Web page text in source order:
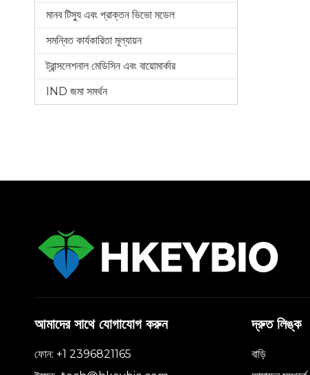
মানব টিস্যু এবং প্রাক্তন ভিভো মডেল
সমন্বিত কার্যকারিতা মূল্যায়ন
ট্রান্সলেশনাল মেডিসিন এবং বায়োমার্কার
IND জমা সমর্থন
আমাদের সাথে যোগাযোগ করুন
ফোন: +1 2396821165
দ্রুত লিঙ্ক
বাড়ি